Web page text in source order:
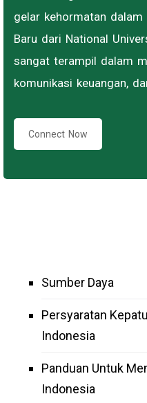
gelar kehormatan
Baru dari National
sangat terampil dalam
komunikasi keuangan,
Connect Now
Sumber Daya
Persyaratan
Indonesia
Panduan Untuk
Indonesia